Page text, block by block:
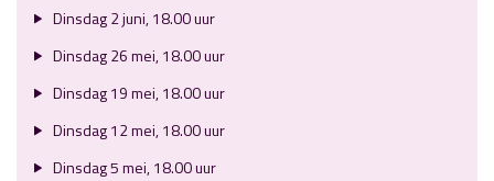
Dinsdag 2 juni, 18.00 uur
Dinsdag 26 mei, 18.00 uur
Dinsdag 19 mei, 18.00 uur
Dinsdag 12 mei, 18.00 uur
Dinsdag 5 mei, 18.00 uur